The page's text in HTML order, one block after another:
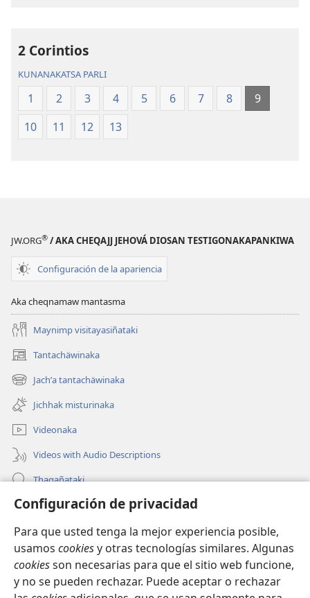
Configuración de privacidad
Para que usted tenga la mejor experiencia posible,
usamos cookiesy otras tecnologías similares. Algunas
cookiesson necesarias para que el sitio web funcione,
y no se pueden rechazar. Puede aceptar o rechazar
2 Corintios
KUNANAKATSA PARLI
1 2 3 4 5 6 7 8
9
10
11 12 13
JW.ORG® / AKA CHEQAJJ JEHOVÁ DIOSAN TESTIGONAKAPANKIWA
Configuración de la apariencia
Aka cheqnamaw mantasma
Maynimp visitayasiñataki
Tantachäwinaka
(opens
new
window)
Jachʼa tantachäwinaka
(opens
new
window)
Jichhak misturinaka
Videonaka
Videos with Audio Descriptions
Thaqañataki
Oraqpachat yatiyäwinaka
Donacionanaka
(opens
window)INTERNETANKIR BIBLIOTECA
(opens